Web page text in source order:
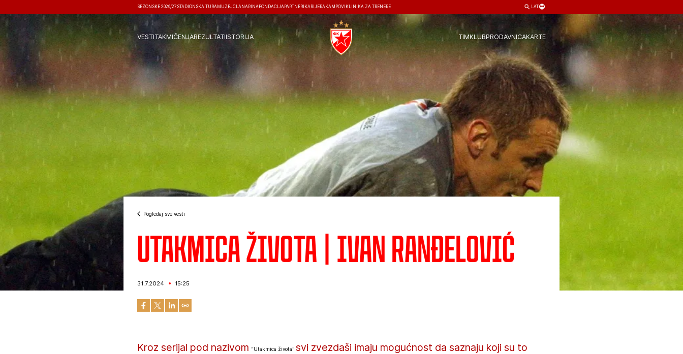
SEZONSKE 2026/27 STADIONSKA TURA MUZEJČLANARINA FONDACIJA PARTNERI KARIJERA KAMPOVI KLINIKA ZA TRENERE LAT
VESTITAKMIČENJAREZULTATIISTORIJA TIMKLUBPRODAVNICAKARTE
Pogledaj sve vesti
Utakmica života | Ivan Ranđelović
31.7.2024 15:25
Kroz serijal pod nazivom“Utakmica života”svi zvezdaši imaju mogućnost da saznaju koji su to